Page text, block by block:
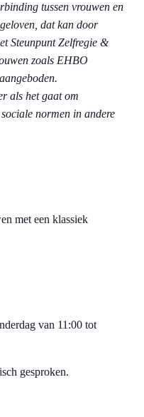
tussen vrouwen en
dat kan door
Steunpunt Zelfregie &
zoals EHBO
als het gaat om
normen in andere
met een klassiek
van 11:00 tot
gesproken.